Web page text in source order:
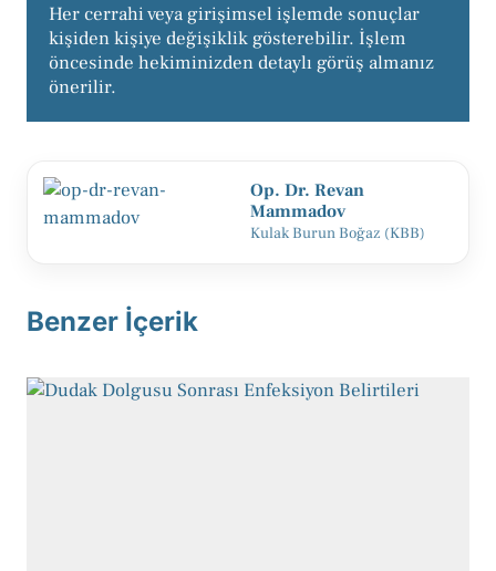
Her cerrahi veya girişimsel işlemde sonuçlar
kişiden kişiye değişiklik gösterebilir. İşlem
öncesinde hekiminizden detaylı görüş almanız
önerilir.
Op. Dr. Revan
Mammadov
Kulak Burun Boğaz (KBB)
Benzer İçerik